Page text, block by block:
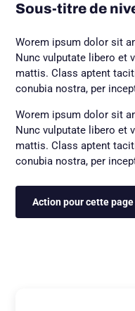
Sous-titre de
Worem ipsum dolor sit
Nunc vulputate libero et
mattis. Class aptent
conubia nostra, per
Worem ipsum dolor sit
Nunc vulputate libero et
mattis. Class aptent
conubia nostra, per
Action pour cette page